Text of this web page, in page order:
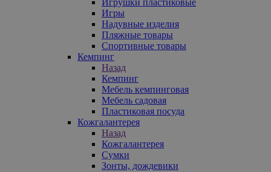
Игры
Надувные изделия
Пляжные товары
Спортивные товары
Кемпинг
Назад
Кемпинг
Мебель кемпинговая
Мебель садовая
Пластиковая посуда
Кожгалантерея
Назад
Кожгалантерея
Сумки
Зонты, дождевики